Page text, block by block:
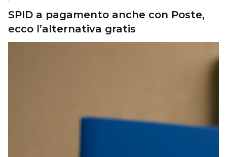
SPID a pagamento anche con Poste,
ecco l’alternativa gratis